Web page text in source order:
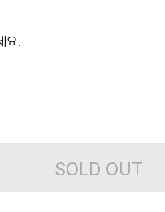
요.
SOLD OUT